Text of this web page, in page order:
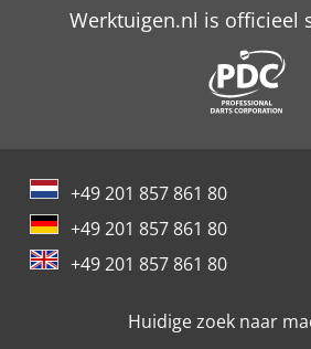
Werktuigen.nl is officieel
+49 201 857 861 80
+49 201 857 861 80
+49 201 857 861 80
Huidige zoek naar